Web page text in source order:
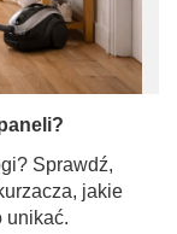
Sprawdź,
jakie
unikać.